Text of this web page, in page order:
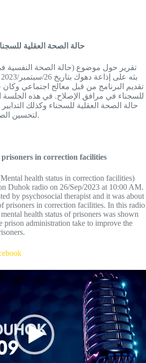
حالة الصحة العقلية
تقرير حول موضوع (حالة الصحة النفسية
تقديم البرنامج من قبل معالج اجتماعي
للسجناء في مرافق الإصلاح. في هذه الجلسة
حالة الصحة العقلية للسجناء وكذلك
لتحسين الصحة العقلية لدي السجناء.
in correction facilities
health status in correction facilities)
Duhok radio on 26/Sep/2023 at 10:00 AM.
by psychosocial therapist and it was about
prisoners in correction facilities. In this radio
health status of prisoners was shown
prison administration take to improve the